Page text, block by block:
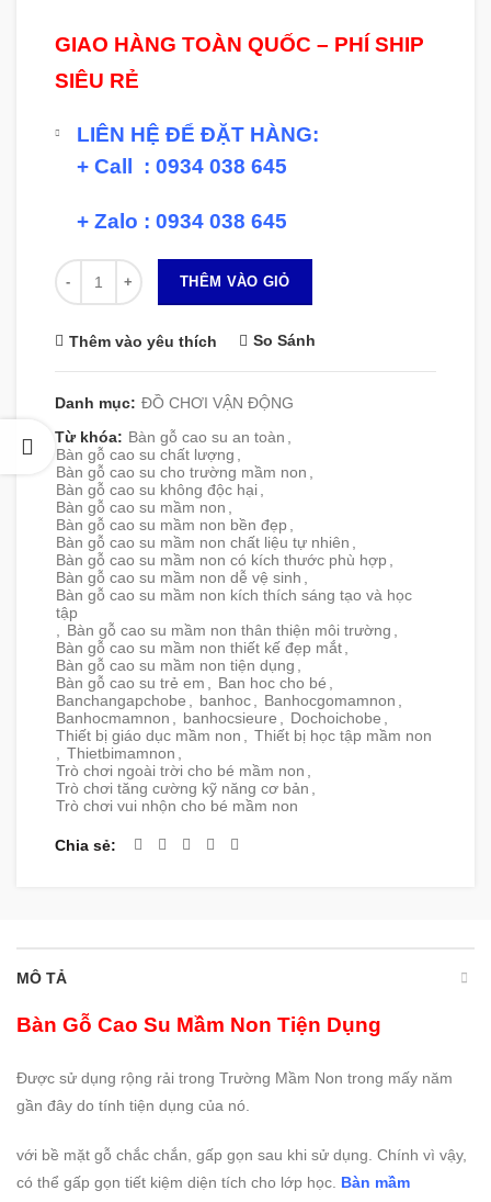
GIAO HÀNG TOÀN QUỐC – PHÍ SHIP
SIÊU RẺ
LIÊN HỆ ĐỂ ĐẶT HÀNG:
+ Call : 0934 038 645
+ Zalo : 0934 038 645
Số lượng
THÊM VÀO GIỎ
Thêm vào yêu thích So Sánh
Danh mục: ĐỒ CHƠI VẬN ĐỘNG
Từ khóa: Bàn gỗ cao su an toàn ,
Bàn gỗ cao su chất lượng ,
Bàn gỗ cao su cho trường mầm non ,
Bàn gỗ cao su không độc hại,
Bàn gỗ cao su mầm non ,
Bàn gỗ cao su mầm non bền đẹp,
Bàn gỗ cao su mầm non chất liệu tự nhiên ,
Bàn gỗ cao su mầm non có kích thước phù hợp,
Bàn gỗ cao su mầm non dễ vệ sinh ,
Bàn gỗ cao su mầm non kích thích sáng tạo và học
tập
, Bàn gỗ cao su mầm non thân thiện môi trường ,
Bàn gỗ cao su mầm non thiết kế đẹp mắt,
Bàn gỗ cao su mầm non tiện dụng ,
Bàn gỗ cao su trẻ em , Ban hoc cho bé ,
Banchangapchobe , banhoc, Banhocgomamnon ,
Banhocmamnon , banhocsieure , Dochoichobe ,
Thiết bị giáo dục mầm non , Thiết bị học tập mầm non
, Thietbimamnon ,
Trò chơi ngoài trời cho bé mầm non ,
Trò chơi tăng cường kỹ năng cơ bản ,
Trò chơi vui nhộn cho bé mầm non
Chia sẻ
MÔ TẢ
Bàn Gỗ Cao Su Mầm Non Tiện Dụng
Được sử dụng rộng rải trong Trường Mầm Non trong mấy năm
gần đây do tính tiện dụng của nó.
với bề mặt gỗ chắc chắn, gấp gọn sau khi sử dụng. Chính vì vậy,
có thể gấp gọn tiết kiệm diện tích cho lớp học. Bàn mầm